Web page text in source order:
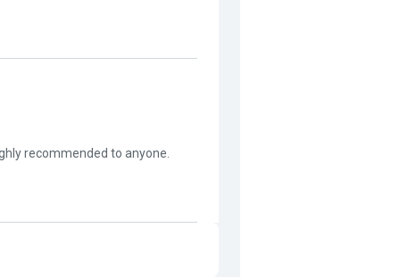
recommended to anyone.